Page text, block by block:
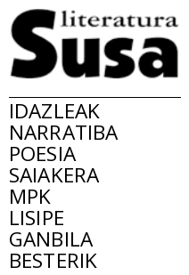
IDAZLEAK
NARRATIBA
POESIA
SAIAKERA
MPK
LISIPE
GANBILA
BESTERIK